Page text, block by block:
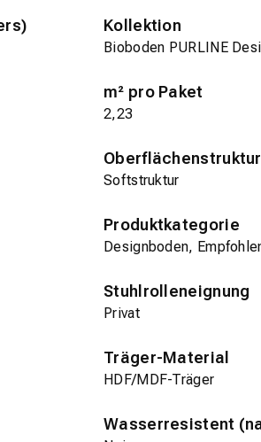
Kollektion
Bioboden PURLINE
m² pro Paket
2,23
Softstruktur
Produktkategorie
Designboden,
Stuhlrolleneignung
Privat
Träger-Material
HDF/MDF-Träger
Wasserresistent